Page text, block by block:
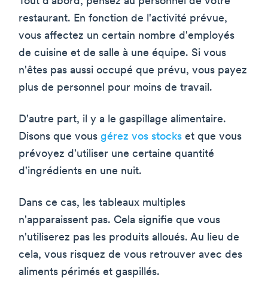
restaurant. En fonction de l'activité prévue,
vous affectez un certain nombre d'employés
de cuisine et de salle à une équipe. Si vous
n'êtes pas aussi occupé que prévu, vous payez
plus de personnel pour moins de travail.
D'autre part, il y a le gaspillage alimentaire.
Disons que vous gérez vos stocks et que vous
prévoyez d'utiliser une certaine quantité
d'ingrédients en une nuit.
Dans ce cas, les tableaux multiples
n'apparaissent pas. Cela signifie que vous
n'utiliserez pas les produits alloués. Au lieu de
cela, vous risquez de vous retrouver avec des
aliments périmés et gaspillés.